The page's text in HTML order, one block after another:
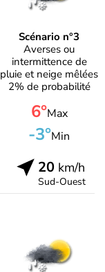
Scénario n°3
Averses ou
intermittence de
pluie et neige mêlées
2% de probabilité
6°Max
-3°Min
20 km/h
Sud-Ouest